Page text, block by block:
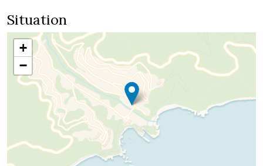
Situation
+
−